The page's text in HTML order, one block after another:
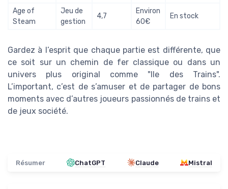
Age of
Steam
Jeu de
gestion
4,7
Environ
60€
En stock
Gardez à l’esprit que chaque partie est différente, que
ce soit sur un chemin de fer classique ou dans un
univers plus original comme "Ile des Trains".
L’important, c’est de s’amuser et de partager de bons
moments avec d’autres joueurs passionnés de trains et
de jeux société.
Résumer ChatGPT Claude Mistral